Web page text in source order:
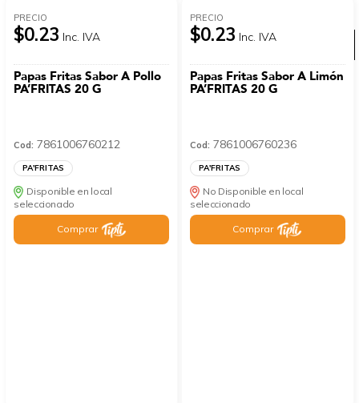
Ver categorías
PRECIO
$0.23 Inc. IVA
Papas Fritas Sabor A Pollo
PA’FRITAS 20 G
Cod: 7861006760212
PA'FRITAS
Disponible en local
seleccionado
Comprar
PRECIO
$0.23 Inc. IVA
Papas Fritas Sabor A Limón
PA’FRITAS 20 G
Cod: 7861006760236
PA'FRITAS
No Disponible en local
seleccionado
Comprar